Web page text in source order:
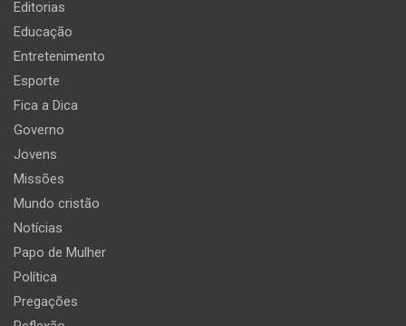
Editorias
Educação
Entretenimento
Esporte
Fica a Dica
Governo
Jovens
Missões
Mundo cristão
Notícias
Papo de Mulher
Política
Pregações